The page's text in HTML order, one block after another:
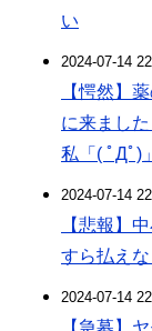
い
2024-07-14
【愕然】
に来まし
私「( ﾟДﾟ)
2024-07-14
【悲報】
すら払え
2024-07-14
【急募】